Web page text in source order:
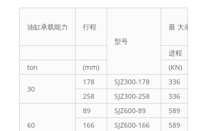
油缸承载能力
行程
型号
最 大承载能力
进程
ton
(mm) (KN)
30
178 SJZ300-178 336
258
SJZ300-258 336
60
89 SJZ600-89 589
166
SJZ600-166 589